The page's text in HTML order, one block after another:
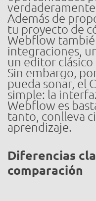
Además de
tu proyecto de
Webflow
integraciones,
un editor
Sin embargo,
pueda sonar, el
simple: la
Webflow es
tanto, conlleva
aprendizaje.
Diferencias
comparación